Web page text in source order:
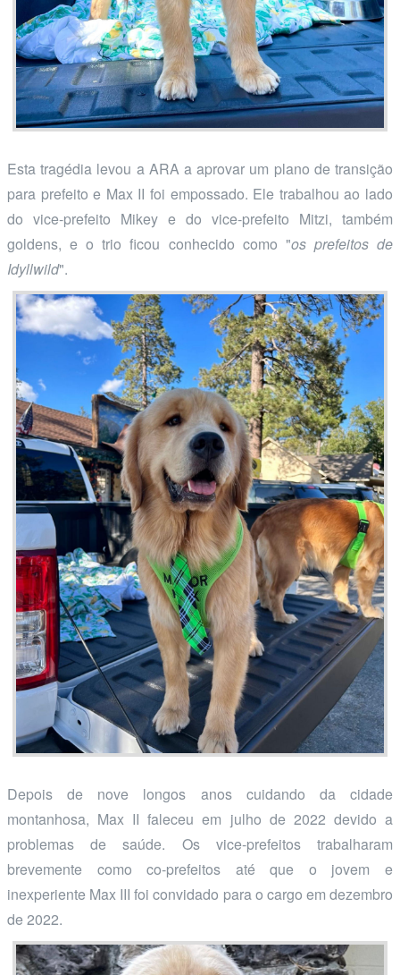
Esta tragédia levou a ARA a aprovar um plano de transição
para prefeito e Max II foi empossado. Ele trabalhou ao lado
do vice-prefeito Mikey e do vice-prefeito Mitzi, também
goldens, e o trio ficou conhecido como "os prefeitos de
Idyllwild".
Depois de nove longos anos cuidando da cidade
montanhosa, Max II faleceu em julho de 2022 devido a
problemas de saúde. Os vice-prefeitos trabalharam
brevemente como co-prefeitos até que o jovem e
inexperiente Max III foi convidado para o cargo em dezembro
de 2022.